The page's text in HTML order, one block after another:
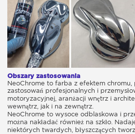
Obszary zastosowania
NeoChrome to farba z efektem chromu,
zastosowań profesjonalnych i
motoryzacyjnej, aranżacji wnętrz i
wewnątrz, jak i na zewnątrz.
NeoChrome to wysoce odblaskowa i
można nakładać również na szkło.
niektórych twardych, błyszczących